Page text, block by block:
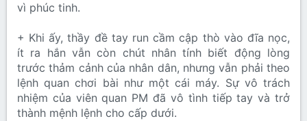
vì phúc tinh.
+ Khi ấy, thầy đề tay run cầm cập thò vào đĩa nọc,
ít ra hắn vẫn còn chút nhân tính biết động lòng
trước thảm cảnh của nhân dân, nhưng vẫn phải theo
lệnh quan chơi bài như một cái máy. Sự vô trách
nhiệm của viên quan PM đã vô tình tiếp tay và trở
thành mệnh lệnh cho cấp dưới.